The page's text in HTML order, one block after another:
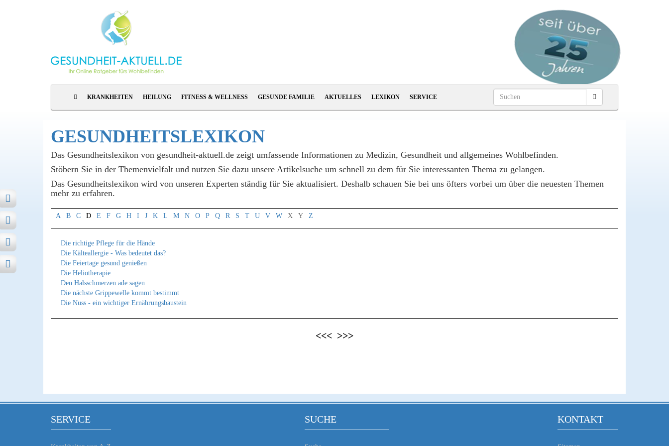
KRANKHEITEN HEILUNG FITNESS & WELLNESS GESUNDE FAMILIE AKTUELLES LEXIKON SERVICE
GESUNDHEITS­LEXIKON
Das Gesundheitslexikon von gesundheit-aktuell.de zeigt umfassende Informationen zu Medizin, Gesundheit und allgemeines Wohlbefinden.
Stöbern Sie in der Themenvielfalt und nutzen Sie dazu unsere Artikelsuche um schnell zu dem für Sie interessanten Thema zu gelangen.
Das Gesundheitslexikon wird von unseren Experten ständig für Sie aktualisiert. Deshalb schauen Sie bei uns öfters vorbei um über die neuesten Themen
mehr zu erfahren.
A B C D E F G H I J K L M N O P Q R S T U V W X Y Z
Die richtige Pflege für die Hände
Die Kälteallergie - Was bedeutet das?
Die Feiertage gesund genießen
Die Heliotherapie
Den Halsschmerzen ade sagen
Die nächste Grippewelle kommt bestimmt
Die Nuss - ein wichtiger Ernährungsbaustein
<<< >>>
SERVICE SUCHE KONTAKT